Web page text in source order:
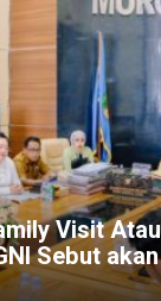
Visit
Sebut